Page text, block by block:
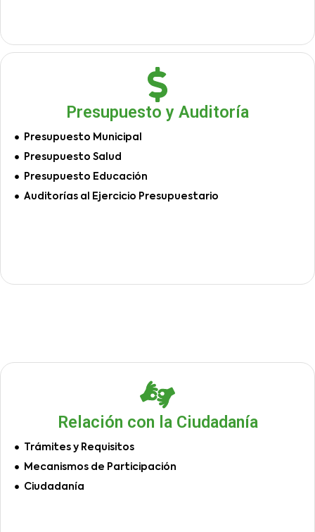
Presupuesto y Auditoría
Presupuesto Municipal
Presupuesto Salud
Presupuesto Educación
Auditorías al Ejercicio Presupuestario
Relación con la Ciudadanía
Trámites y Requisitos
Mecanismos de Participación
Ciudadanía